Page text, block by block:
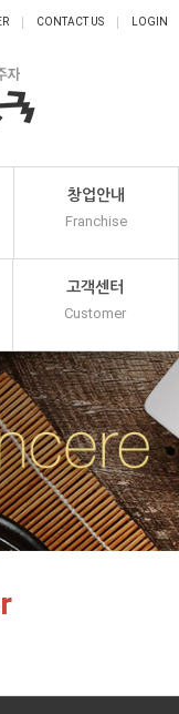
CONTACT US LOGIN
창업안내
Franchise
고객센터
Customer